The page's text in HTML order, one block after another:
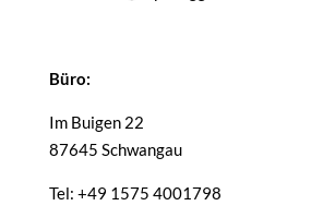
Büro:
Im Buigen 22
87645 Schwangau
Tel: +49 1575 4001798